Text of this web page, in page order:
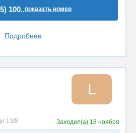
100..показать номер
Подробнее
L
13/8 Заходил(а) 18 ноября